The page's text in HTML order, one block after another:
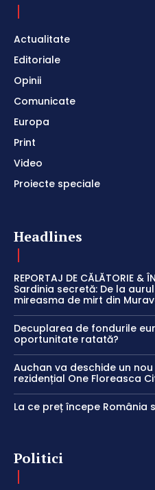
Actualitate
Editoriale
Opinii
Comunicate
Europa
Print
Video
Proiecte speciale
Headlines
REPORTAJ DE CĂLĂTORIE &
Sardinia secretă: De la
mireasma de mirt din
Decuplarea de fondurile
oportunitate ratată?
Auchan va deschide un
rezidențial One Floreasca
La ce preț începe România
Politici